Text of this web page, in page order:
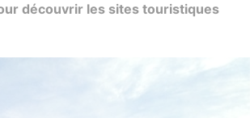
découvrir les sites touristiques